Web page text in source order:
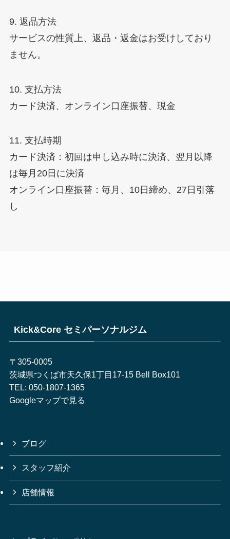
9. 返品方法
サービスの性質上、返品・返金はお受けしており
ません。
10. 支払方法
カード決済、オンライン口座振替、現金
11. 支払時期
カード決済：初回は申し込み時に決済、翌月以降
は毎月20日に決済
オンライン口座振替：毎月、10日締め、27日引落
し
Kick&Core セミパーソナルジム
〒305-0005
茨城県つくば市天久保1丁目17-15 Bell Box101
TEL: 050-1807-1365
Googleマップで見る
ブログ
スタッフ紹介
店舗情報